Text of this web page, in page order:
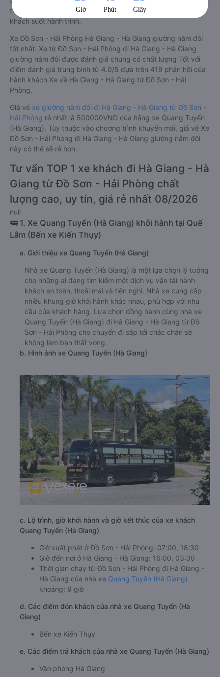
trí, wifi, và nước uống và chăn đắp miễn phí phục vụ hành
khách suốt hành trình.
Xe Đồ Sơn - Hải Phòng Hà Giang - Hà Giang giường nằm đôi
tốt nhất: Xe từ Đồ Sơn - Hải Phòng đi Hà Giang - Hà Giang
giường nằm đôi được đánh giá chung có chất lượng Tốt với
điểm đánh giá trung bình từ 4.0/5 dựa trên 419 phản hồi của
hành khách Xe về Hà Giang - Hà Giang từ Đồ Sơn - Hải
Phòng.
Giá vé xe giường nằm đôi đi Hà Giang - Hà Giang từ Đồ Sơn -
Hải Phòng rẻ nhất là 500000VND của hãng xe Quang Tuyến
(Hà Giang). Tùy thuộc vào chương trình khuyến mãi, giá vé Xe
Đồ Sơn - Hải Phòng đi Hà Giang - Hà Giang giường nằm đôi
này có thể sẽ rẻ hơn.
Tư vấn TOP 1 xe khách đi Hà Giang - Hà
Giang từ Đồ Sơn - Hải Phòng chất
lượng cao, uy tín, giá rẻ nhất 08/2026
null
🚌 1. Xe Quang Tuyến (Hà Giang) khởi hành tại Quế
Lâm (Bến xe Kiến Thụy)
a. Giới thiệu xe Quang Tuyến (Hà Giang)
Nhà xe Quang Tuyến (Hà Giang) là một lựa chọn lý tưởng
cho những ai đang tìm kiếm một dịch vụ vận tải hành
khách an toàn, thoải mái và tiện nghi. Nhà xe cung cấp
nhiều khung giờ khởi hành khác nhau, phù hợp với nhu
cầu của khách hàng. Lựa chọn đồng hành cùng nhà xe
Quang Tuyến (Hà Giang) đi Hà Giang - Hà Giang từ Đồ
Sơn - Hải Phòng cho chuyến đi sắp tới chắc chắn sẽ
không làm bạn thất vọng.
b. Hình ảnh xe Quang Tuyến (Hà Giang)
c. Lộ trình, giờ khởi hành và giờ kết thúc của xe khách
Quang Tuyến (Hà Giang)
Giờ xuất phát ở Đồ Sơn - Hải Phòng: 07:00, 18:30
Giờ đến nơi ở Hà Giang - Hà Giang: 16:00, 03:30
Thời gian chạy từ Đồ Sơn - Hải Phòng đi Hà Giang -
Hà Giang của nhà xe Quang Tuyến (Hà Giang)
khoảng: 9 giờ
d. Các điểm đón khách của nhà xe Quang Tuyến (Hà
Giang)
Bến xe Kiến Thụy
e. Các điểm trả khách của nhà xe Quang Tuyến (Hà Giang)
Văn phòng Hà Giang